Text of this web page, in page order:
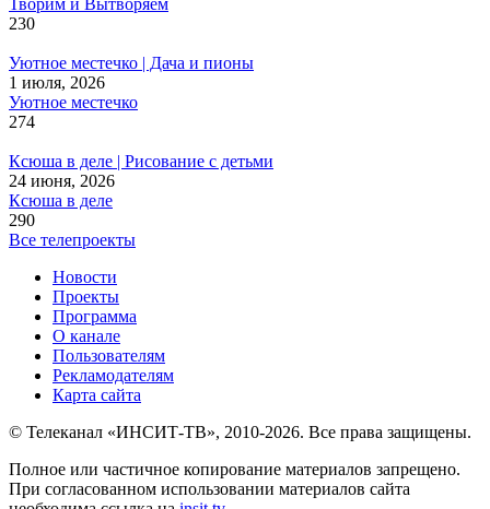
Творим и Вытворяем
230
Уютное местечко | Дача и пионы
1 июля, 2026
Уютное местечко
274
Ксюша в деле | Рисование с детьми
24 июня, 2026
Ксюша в деле
290
Все телепроекты
Новости
Проекты
Программа
О канале
Пользователям
Рекламодателям
Карта сайта
© Телеканал «ИНСИТ-ТВ», 2010-2026. Все права защищены.
Полное или частичное копирование материалов запрещено.
При согласованном использовании материалов сайта